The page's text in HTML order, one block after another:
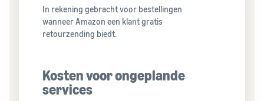
In rekening gebracht voor bestellingen
wanneer Amazon een klant gratis
retourzending biedt.
Kosten voor ongeplande
services